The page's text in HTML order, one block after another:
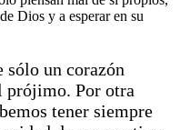
Dios y a esperar en su
sólo un corazón
prójimo. Por otra
tener siempre